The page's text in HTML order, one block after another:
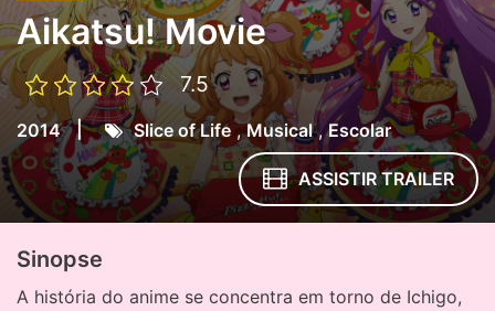
Aikatsu! Movie
7.5
2014 | Slice of Life ,Musical,Escolar
ASSISTIR TRAILER
Sinopse
A história do anime se concentra em torno de Ichigo,